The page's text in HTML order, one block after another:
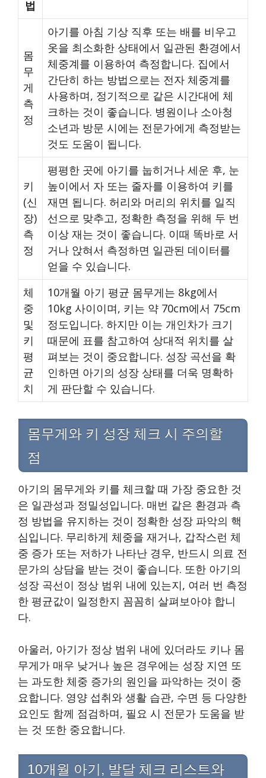
법
몸
무
게
측
정
아기를 아침 기상 직후 또는 배를 비우고
옷을 최소화한 상태에서 일관된 환경에서
체중계를 이용하여 측정합니다. 집에서
간단히 하는 방법으로는 전자 체중계를
사용하며, 정기적으로 같은 시간대에 체
크하는 것이 좋습니다. 병원이나 소아청
소년과 방문 시에는 전문가에게 측정받는
것도 도움이 됩니다.
키
(신
장)
측
정
평평한 곳에 아기를 눕히거나 세운 후, 눈
높이에서 자 또는 줄자를 이용하여 키를
재면 됩니다. 허리와 머리의 위치를 일직
선으로 맞추고, 정확한 측정을 위해 두 번
이상 재는 것이 좋습니다. 이때 똑바로 서
거나 앉혀서 측정하면 일관된 데이터를
얻을 수 있습니다.
체
중
및
키
평
균
치
10개월 아기 평균 몸무게는 8kg에서
10kg 사이이며, 키는 약 70cm에서 75cm
정도입니다. 하지만 이는 개인차가 크기
때문에 표를 참고하여 상대적 위치를 살
펴보는 것이 중요합니다. 성장 곡선을 확
인하면 아기의 성장 상태를 더욱 명확하
게 판단할 수 있습니다.
몸무게와 키 성장 체크 시 주의할
점
아기의 몸무게와 키를 체크할 때 가장 중요한 것
은 일관성과 정밀성입니다. 매번 같은 환경과 측
정 방법을 유지하는 것이 정확한 성장 파악의 핵
심입니다. 무리하게 체중을 재거나, 갑작스런 체
중 증가 또는 저하가 나타난 경우, 반드시 의료 전
문가의 상담을 받는 것이 좋습니다. 또한 아기의
성장 곡선이 정상 범위 내에 있는지, 여러 번 측정
한 평균값이 일정한지 꼼꼼히 살펴보아야 합니
다.
아울러, 아기가 정상 범위 내에 있더라도 키나 몸
무게가 매우 낮거나 높은 경우에는 성장 지연 또
는 과도한 체중 증가의 원인을 파악하는 것이 중
요합니다. 영양 섭취와 생활 습관, 수면 등 다양한
요인도 함께 점검하며, 필요 시 전문가 도움을 받
는 것 또한 중요합니다.
10개월 아기, 발달 체크 리스트와